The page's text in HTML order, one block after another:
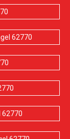
62770